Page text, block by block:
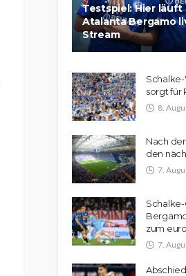
Testspiel: Hier läuft
Atalanta Bergamo
Stream
sorgt für
8.
Nach
den
7.
zum
7.